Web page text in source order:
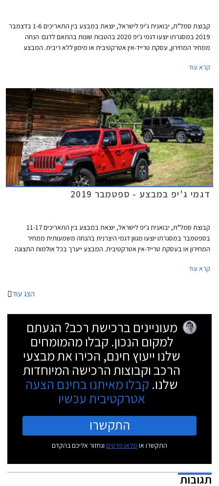
קבוצת סמל"ת, יבואנית ג'יפ לישראל, יוצאת במבצע בין התאריכים 1-6 בדצמבר
2019 במסגרתו יוצעו דגמי ג'יפ 2020 בהטבות שונות בהתאם לדגם: הנחה
ממחיר המחירון, עסקת טרייד-אין אטרקטיבית או מימון ללא ריבית. המבצע
קרא עוד
דגמי ג'יפ במבצע - ספטמבר 2019
קבוצת סמל"ת, יבואנית ג'יפ לישראל, יוצאת במבצע בין התאריכים 11-17
בספטמבר במסגרתו יוצעו מגוון דגמי היצרנית בהנחה משמעותית ממחיר
המחירון או בעסקת טרייד-אין אטרקטיבית. המבצע ייערך בכל אולמות התצוגה
קרא עוד
הצג עוד
מעוניינים ברכישת רכב? הגעתם
למקום הנכון. קבלו מהמומחים
שלנו ייעוץ חינם, הכירו את מבצעי
הרכב וקבוצות הרכישה המיוחדות
שלנו. קבלו מאיתנו בחינם הצעה
אטרקטיבית עכשיו
התקשרו
התקשרו או מלאו פרטים ונחזור אליכם בהקדם
תגובות